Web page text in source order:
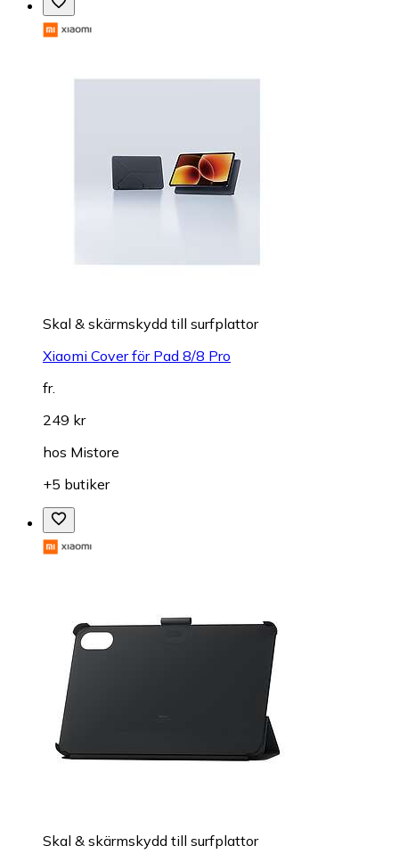
Skal & skärmskydd till surfplattor
Xiaomi Cover för Pad 8/8 Pro
fr.
249 kr
hos Mistore
+5 butiker
Skal & skärmskydd till surfplattor